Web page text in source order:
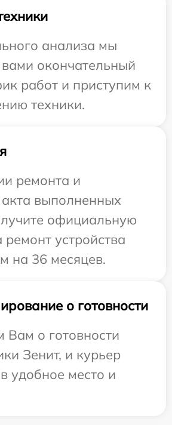
анализа мы
окончательный
работ и приступим к
техники.
ремонта и
выполненных
официальную
устройства
на 36 месяцев.
о готовности
о готовности
Зенит, и курьер
удобное место и